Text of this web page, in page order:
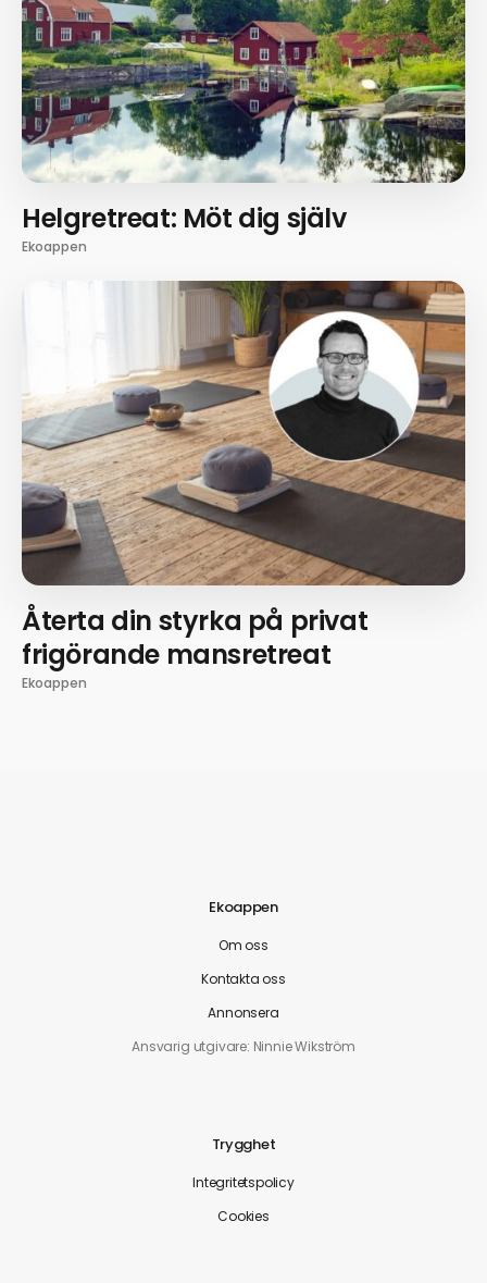
Helgretreat: Möt dig själv
Ekoappen
Återta din styrka på privat
frigörande mansretreat
Ekoappen
Ekoappen
Om oss
Kontakta oss
Annonsera
Ansvarig utgivare: Ninnie Wikström
Trygghet
Integritetspolicy
Cookies